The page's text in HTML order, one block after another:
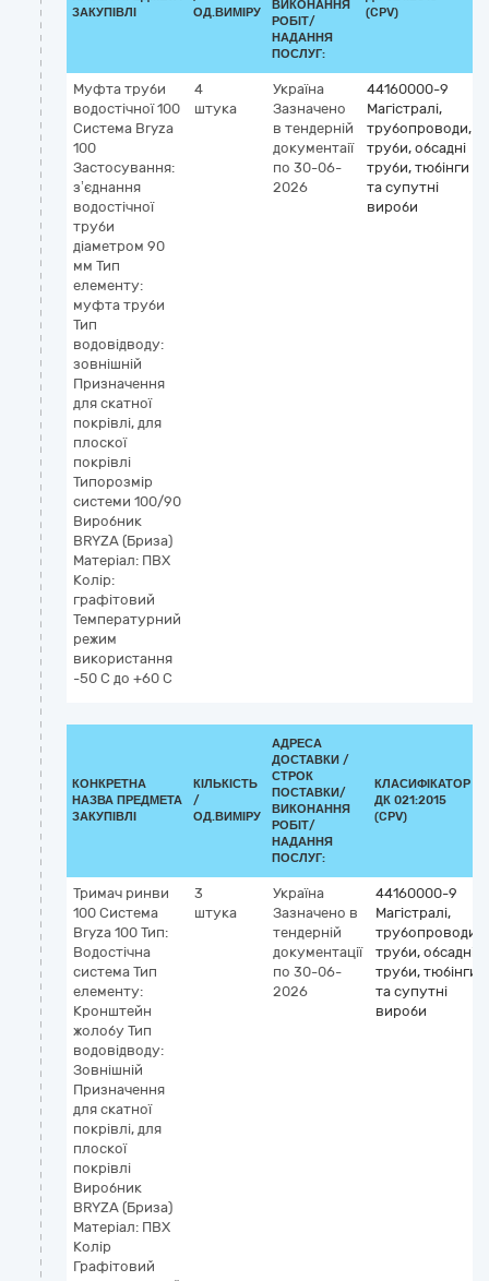
ЗАКУПІВЛІ
ОД.ВИМІРУ
ВИКОНАННЯ
РОБІТ/
НАДАННЯ
ПОСЛУГ:
(CPV)
Муфта труби
водостічної 100
Система Bryza
100
Застосування:
з’єднання
водостічної
труби
діаметром 90
мм Тип
елементу:
муфта труби
Тип
водовідводу:
зовнішній
Призначення
для скатної
покрівлі, для
плоскої
покрівлі
Типорозмір
системи 100/90
Виробник
BRYZA (Бриза)
Матеріал: ПВХ
Колір:
графітовий
Температурний
режим
використання
-50 С до +60 С
4
штука
Україна
Зазначено
в тендерній
документаії
по 30-06-
2026
44160000-9
Магістралі,
трубопроводи,
труби, обсадні
труби, тюбінги
та супутні
вироби
КОНКРЕТНА
НАЗВА ПРЕДМЕТА
ЗАКУПІВЛІ
КІЛЬКІСТЬ
/
ОД.ВИМІРУ
АДРЕСА
ДОСТАВКИ /
СТРОК
ПОСТАВКИ/
ВИКОНАННЯ
РОБІТ/
НАДАННЯ
ПОСЛУГ:
КЛАСИФІКАТОР
ДК 021:2015
(CPV)
Тримач ринви
100 Система
Bryza 100 Тип:
Водостічна
система Тип
елементу:
Кронштейн
жолобу Тип
водовідводу:
Зовнішній
Призначення
для скатної
покрівлі, для
плоскої
покрівлі
Виробник
BRYZA (Бриза)
Матеріал: ПВХ
Колір
Графітовий
3
штука
Україна
Зазначено в
тендерній
документації
по 30-06-
2026
44160000-9
Магістралі,
трубопроводи,
труби, обсадні
труби, тюбінги
та супутні
вироби